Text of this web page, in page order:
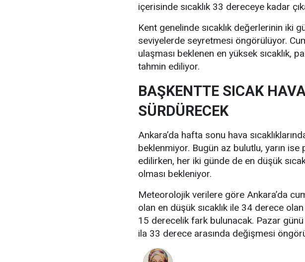
içerisinde sıcaklık 33 dereceye kadar
Kent genelinde sıcaklık değerlerinin iki
seviyelerde seyretmesi öngörülüyor.
ulaşması beklenen en yüksek sıcaklık,
tahmin ediliyor.
BAŞKENTTE SICAK
SÜRDÜRECEK
Ankara’da hafta sonu hava
beklenmiyor. Bugün az bulutlu, yarın ise
edilirken, her iki günde de en düşük
olması bekleniyor.
Meteorolojik verilere göre Ankara’da
olan en düşük sıcaklık ile 34 derece olan
15 derecelik fark bulunacak. Pazar günü
ila 33 derece arasında değişmesi